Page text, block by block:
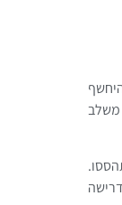
משלב